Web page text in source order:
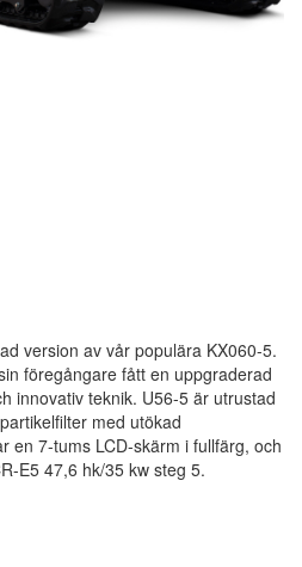
version av vår populära KX060-5.
föregångare fått en uppgraderad
innovativ teknik. U56-5 är utrustad
med utökad
en 7-tums LCD-skärm i fullfärg, och
E5 47,6 hk/35 kw steg 5.